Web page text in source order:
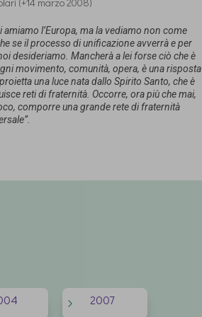
l’Europa, ma la vediamo non come
se il processo di unificazione avverrà e per
desideriamo. Mancherà a lei forse ciò che è
movimento, comunità, opera, è una risposta
una luce nata dallo Spirito Santo, che è
reti di fraternità. Occorre, ora più che mai,
comporre una grande rete di fraternità
5 2007